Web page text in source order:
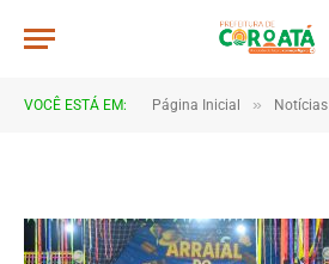
VOCÊ ESTÁ EM: Página Inicial » Notícias
DSC_5731 (1)